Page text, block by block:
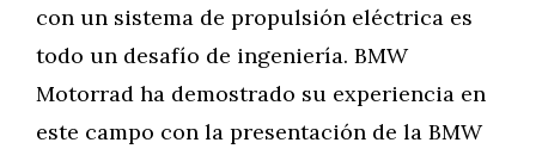
con un sistema de propulsión eléctrica es
todo un desafío de ingeniería. BMW
Motorrad ha demostrado su experiencia en
este campo con la presentación de la BMW